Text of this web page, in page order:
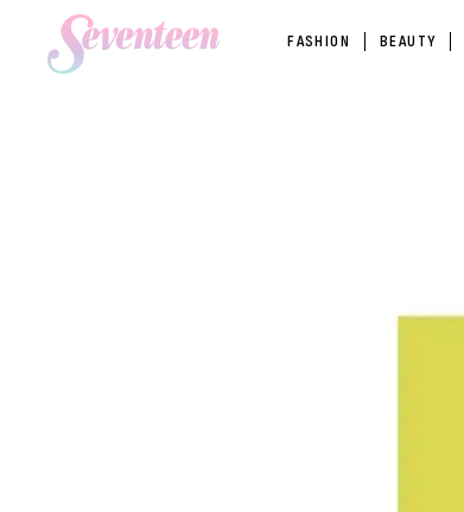
FASHION BEAUTY